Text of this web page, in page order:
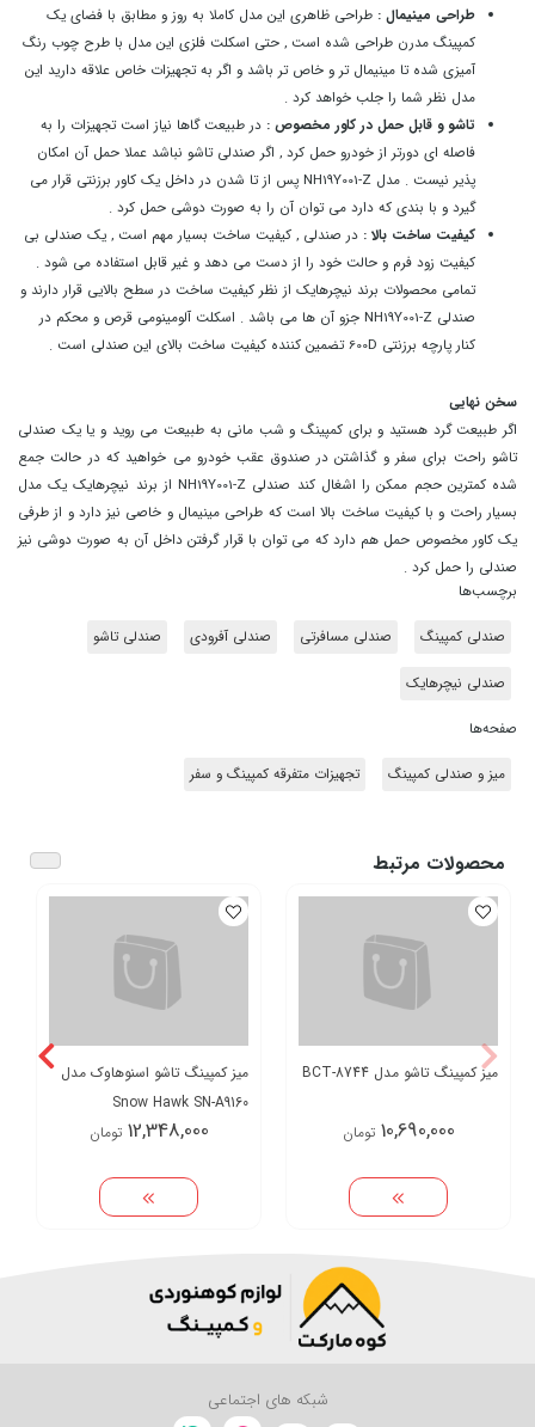
طراحی مینیمال : طراحی ظاهری این مدل کاملا به روز و مطابق با فضای یک
کمپینگ مدرن طراحی شده است , حتی اسکلت فلزی این مدل با طرح چوب رنگ
آمیزی شده تا مینیمال تر و خاص تر باشد و اگر به تجهیزات خاص علاقه دارید این
مدل نظر شما را جلب خواهد کرد .
تاشو و قابل حمل در کاور مخصوص : در طبیعت گاها نیاز است تجهیزات را به
فاصله ای دورتر از خودرو حمل کرد , اگر صندلی تاشو نباشد عملا حمل آن امکان
پذیر نیست . مدل NH19Y001-Z پس از تا شدن در داخل یک کاور برزنتی قرار می
گیرد و با بندی که دارد می توان آن را به صورت دوشی حمل کرد .
کیفیت ساخت بالا : در صندلی , کیفیت ساخت بسیار مهم است , یک صندلی بی
کیفیت زود فرم و حالت خود را از دست می دهد و غیر قابل استفاده می شود .
تمامی محصولات برند نیچرهایک از نظر کیفیت ساخت در سطح بالایی قرار دارند و
صندلی NH19Y001-Z جزو آن ها می باشد . اسکلت آلومینومی قرص و محکم در
کنار پارچه برزنتی 600D تضمین کننده کیفیت ساخت بالای این صندلی است .
سخن نهایی
اگر طبیعت گرد هستید و برای کمپینگ و شب مانی به طبیعت می روید و یا یک صندلی
تاشو راحت برای سفر و گذاشتن در صندوق عقب خودرو می خواهید که در حالت جمع
شده کمترین حجم ممکن را اشغال کند صندلی NH19Y001-Z از برند نیچرهایک یک مدل
بسیار راحت و با کیفیت ساخت بالا است که طراحی مینیمال و خاصی نیز دارد و از طرفی
یک کاور مخصوص حمل هم دارد که می توان با قرار گرفتن داخل آن به صورت دوشی نیز
صندلی را حمل کرد .
برچسب‌ها
صندلی کمپینگ صندلی مسافرتی صندلی آفرودی صندلی تاشو
صندلی نیچرهایک
صفحه‌ها
میز و صندلی کمپینگ تجهیزات متفرقه کمپینگ و سفر
محصولات مرتبط
میز کمپینگ تاشو مدل BCT-8744
10,690,000 تومان
میز کمپینگ تاشو اسنوهاوک مدل
Snow Hawk SN-A9160
12,348,000 تومان
شبکه های اجتماعی